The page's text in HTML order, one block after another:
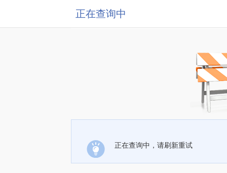
正在查询中
正在查询中，请刷新重试